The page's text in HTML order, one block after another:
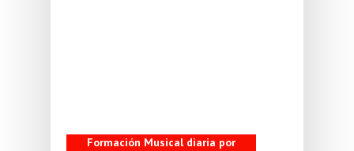
Formación Musical diaria por